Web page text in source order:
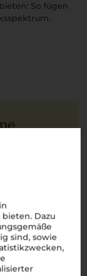
Dazu
sind, sowie
So fügen